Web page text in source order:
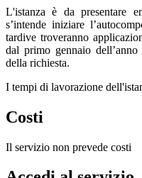
L'istanza è da presentare
s’intende iniziare
tardive troveranno
dal primo gennaio
della richiesta.
I tempi di lavorazione
Costi
Il servizio non prevede costi